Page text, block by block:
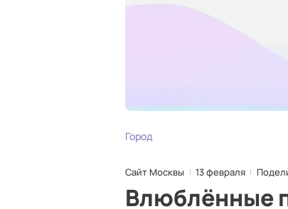
Город
Сайт Москвы 13 февраля
Влюблённые